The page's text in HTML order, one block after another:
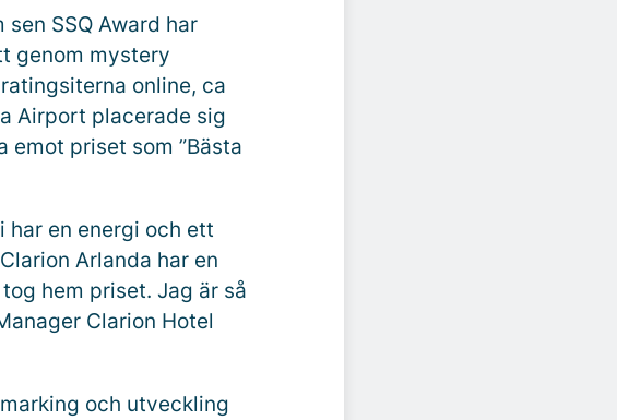
SSQ Award har
genom mystery
online, ca
Airport placerade sig
priset som ”Bästa
en energi och ett
Arlanda har en
hem priset. Jag är så
Clarion Hotel
och utveckling